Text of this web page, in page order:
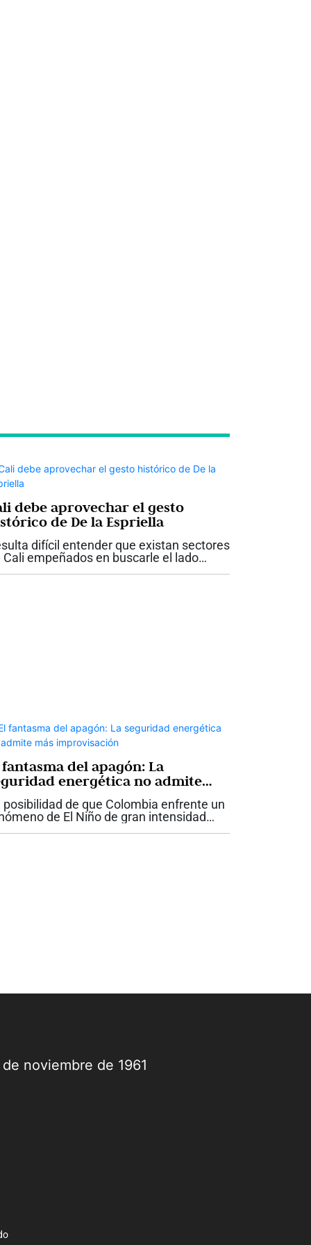
debe aprovechar el gesto
de De la Espriella
difícil entender que existan sectores
Cali empeñados en buscarle el lado
a uno de los hechos más
fantasma del apagón: La
energética no admite
improvisación
posibilidad de que Colombia enfrente un
de El Niño de gran intensidad
a poner sobre la mesa una discusión
noviembre de 1961